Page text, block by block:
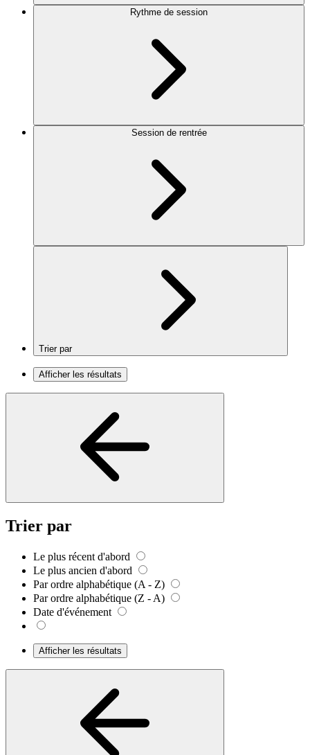
Rythme de session
Session de rentrée
Trier par
Afficher les résultats
Trier par
Le plus récent d'abord
Le plus ancien d'abord
Par ordre alphabétique (A - Z)
Par ordre alphabétique (Z - A)
Date d'événement
Afficher les résultats